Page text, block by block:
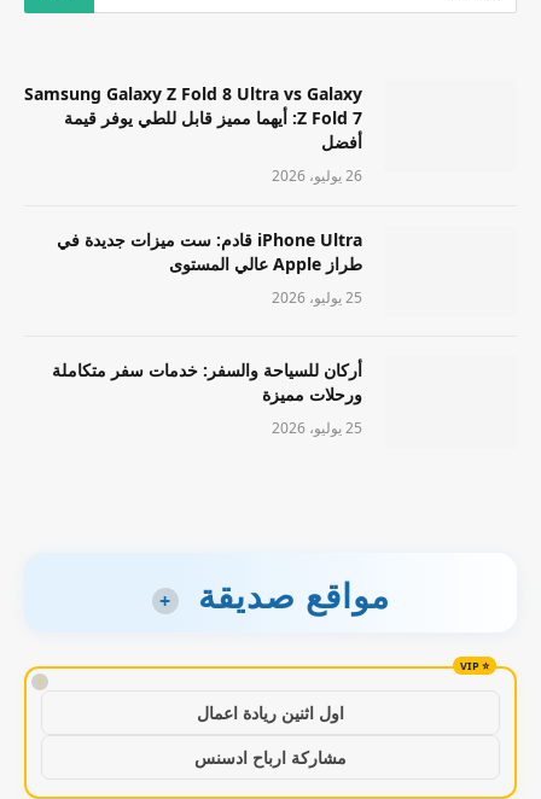
Samsung Galaxy Z Fold 8 Ultra vs Galaxy
Z Fold 7: أيهما مميز قابل للطي يوفر قيمة
أفضل
26 يوليو، 2026
iPhone Ultra قادم: ست ميزات جديدة في
طراز Apple عالي المستوى
25 يوليو، 2026
أركان للسياحة والسفر: خدمات سفر متكاملة
ورحلات مميزة
25 يوليو، 2026
مواقع صديقة +
!
اول اثنين ريادة اعمال
مشاركة ارباح ادسنس